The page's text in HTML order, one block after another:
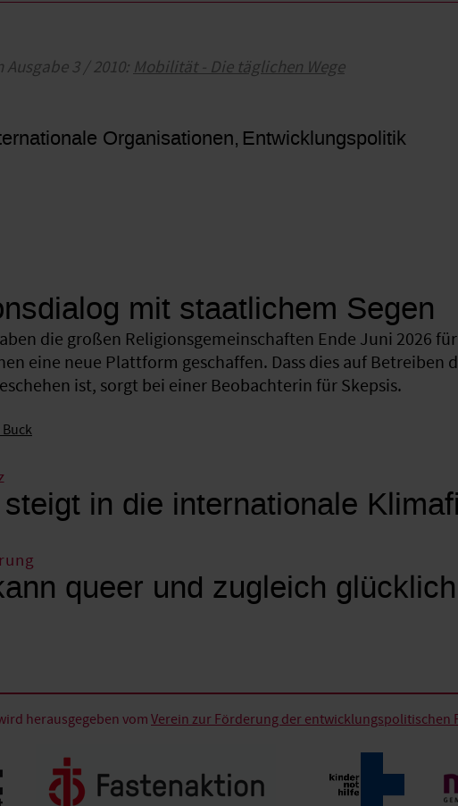
Ausgabe 3 / 2010: Mobilität - Die täglichen Wege
Organisationen Entwicklungspolitik
mit staatlichem Segen
die großen Religionsgemeinschaften Ende Juni 2026
eine neue Plattform geschaffen. Dass dies auf Betreiben
ist, sorgt bei einer Beobachterin für Skepsis.
in die internationale
queer und zugleich
herausgegeben vomVerein zur Förderung der entwicklungspolitischen